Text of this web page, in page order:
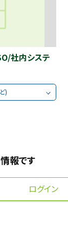
社内システ
)
報です
ログイン